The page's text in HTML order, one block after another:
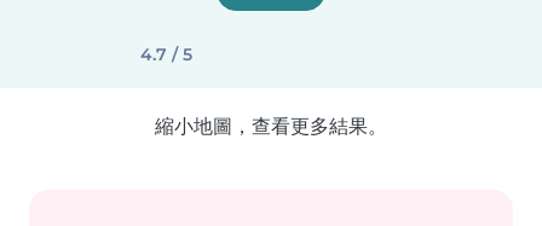
4.7 / 5
縮小地圖，查看更多結果。